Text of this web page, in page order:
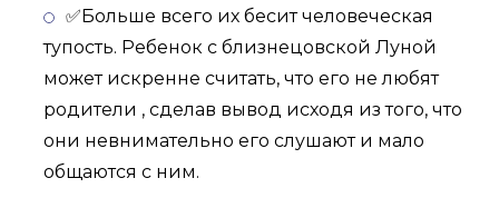
✅Больше всего их бесит человеческая
тупость. Ребенок с близнецовской Луной
может искренне считать, что его не любят
родители , сделав вывод исходя из того, что
они невнимательно его слушают и мало
общаются с ним.